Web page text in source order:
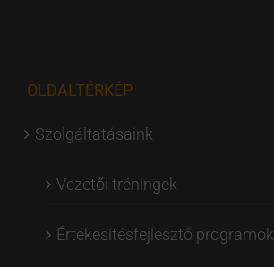
OLDALTÉRKÉP
Szolgáltatásaink
Vezetői tréningek
Értékesítésfejlesztő programok